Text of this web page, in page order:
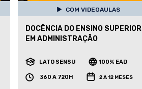
COM VIDEOAULAS
DOCÊNCIA DO ENSINO SUPERIOR
EM ADMINISTRAÇÃO
LATO SENSU 100% EAD
360 A 720H 2 A 12 MESES